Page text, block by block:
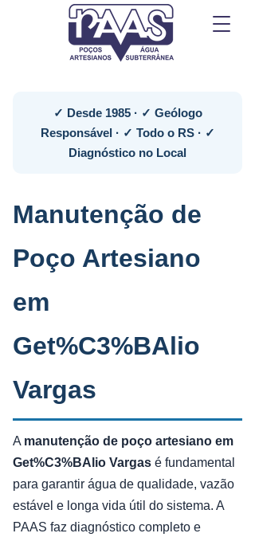
✓ Desde 1985 · ✓ Geólogo
Responsável · ✓ Todo o RS · ✓
Diagnóstico no Local
Manutenção de
Poço Artesiano
em
Get%C3%BAlio
Vargas
A manutenção de poço artesiano em
Get%C3%BAlio Vargas é fundamental
para garantir água de qualidade, vazão
estável e longa vida útil do sistema. A
PAAS faz diagnóstico completo e